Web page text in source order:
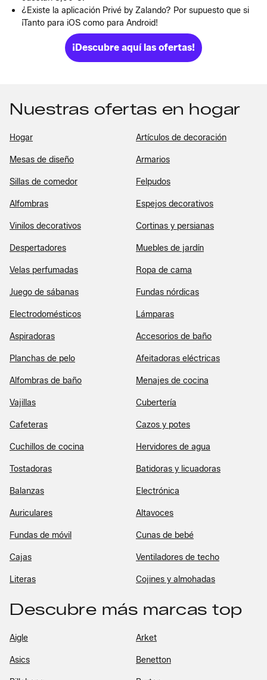
¿Existe la aplicación Privé by Zalando? Por supuesto que si
¡Tanto para iOS como para Android!
¡Descubre aquí las ofertas!
Nuestras ofertas en hogar
Hogar Artículos de decoración
Mesas de diseño Armarios
Sillas de comedor Felpudos
Alfombras Espejos decorativos
Vinilos decorativos Cortinas y persianas
Despertadores Muebles de jardín
Velas perfumadas Ropa de cama
Juego de sábanas Fundas nórdicas
Electrodomésticos Lámparas
Aspiradoras Accesorios de baño
Planchas de pelo Afeitadoras eléctricas
Alfombras de baño Menajes de cocina
Vajillas Cubertería
Cafeteras Cazos y potes
Cuchillos de cocina Hervidores de agua
Tostadoras Batidoras y licuadoras
Balanzas Electrónica
Auriculares Altavoces
Fundas de móvil Cunas de bebé
Cajas Ventiladores de techo
Literas Cojines y almohadas
Descubre más marcas top
Aigle Arket
Asics Benetton